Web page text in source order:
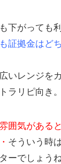
下がっても
証拠金はど
いレンジを
ラリピ向き。
囲気がある
そういう時
ーでしょうね